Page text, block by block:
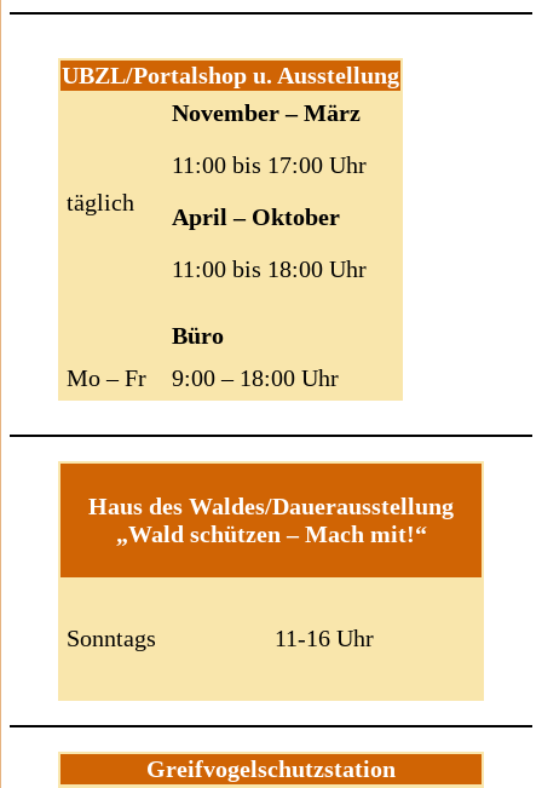
UBZL/Portalshop u. Ausstellung
täglich
November – März
11:00 bis 17:00 Uhr
April – Oktober
11:00 bis 18:00 Uhr
Büro
Mo – Fr
9:00 – 18:00 Uhr
Haus des Waldes/Dauerausstellung
„Wald schützen – Mach mit!“
Sonntags 11-16 Uhr
Greifvogelschutzstation